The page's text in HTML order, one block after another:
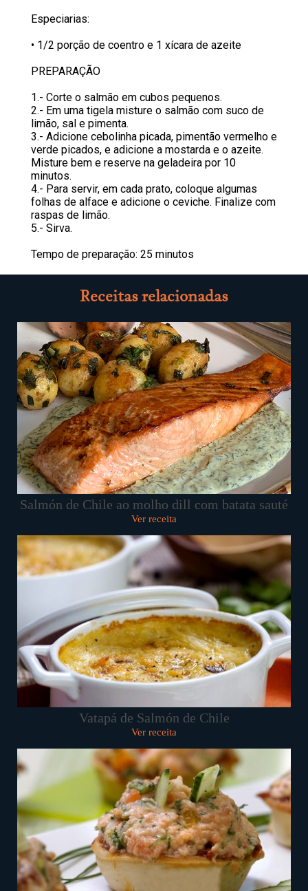
Especiarias:
• 1/2 porção de coentro e 1 xícara de azeite
PREPARAÇÃO
1.- Corte o salmão em cubos pequenos.
2.- Em uma tigela misture o salmão com suco de
limão, sal e pimenta.
3.- Adicione cebolinha picada, pimentão vermelho e
verde picados, e adicione a mostarda e o azeite.
Misture bem e reserve na geladeira por 10
minutos.
4.- Para servir, em cada prato, coloque algumas
folhas de alface e adicione o ceviche. Finalize com
raspas de limão.
5.- Sirva.
Tempo de preparação: 25 minutos
Receitas relacionadas
Salmón de Chile ao molho dill com batata sauté
Ver receita
Vatapá de Salmón de Chile
Ver receita